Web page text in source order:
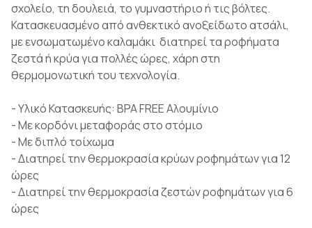
σχολείο, τη δουλειά, το γυμναστήριο ή τις βόλτες.
Κατασκευασμένο από ανθεκτικό ανοξείδωτο ατσάλι,
με ενσωματωμένο καλαμάκι διατηρεί τα ροφήματα
ζεστά ή κρύα για πολλές ώρες, χάρη στη
θερμομονωτική του τεχνολογία.
- Υλικό Κατασκευής: BPA FREE Αλουμίνιο
- Με κορδόνι μεταφοράς στο στόμιο
- Με διπλό τοίχωμα
- Διατηρεί την θερμοκρασία κρύων ροφημάτων για 12
ώρες
- Διατηρεί την θερμοκρασία ζεστών ροφημάτων για 6
ώρες